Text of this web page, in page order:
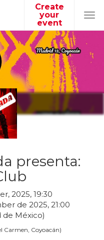
Create
your
event
presenta:
, 2025, 19:30
de 2025, 21:00
de México)
Carmen, Coyoacán)